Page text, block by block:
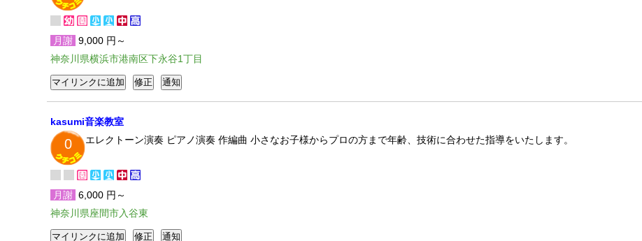
月謝 9,000 円～
神奈川県横浜市港南区下永谷1丁目
kasumi音楽教室
0 エレクトーン演奏 ピアノ演奏 作編曲 小さなお子様からプロの方まで年齢、技術に合わせた指導をいたします。
月謝 6,000 円～
神奈川県座間市入谷東